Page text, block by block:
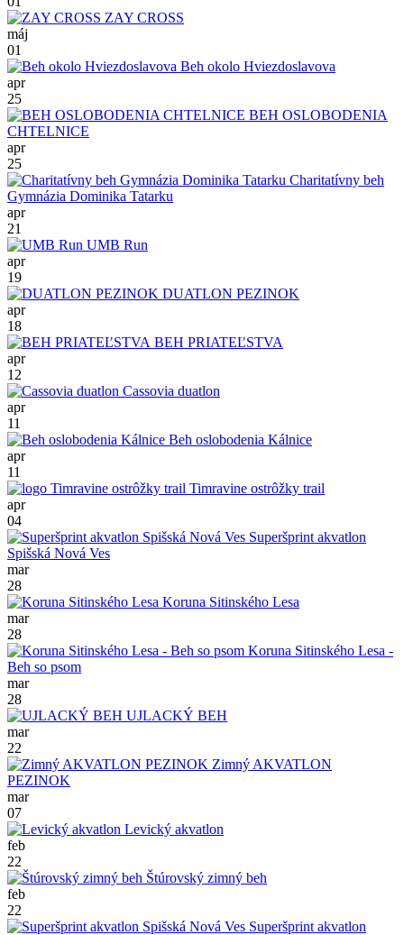
ZAY CROSS
máj
01
Beh okolo Hviezdoslavova
apr
25
BEH OSLOBODENIA
CHTELNICE
apr
25
Charitatívny beh
Gymnázia Dominika Tatarku
apr
21
UMB Run
apr
19
DUATLON PEZINOK
apr
18
BEH PRIATEĽSTVA
apr
12
Cassovia duatlon
apr
11
Beh oslobodenia Kálnice
apr
11
Timravine ostrôžky trail
apr
04
Superšprint akvatlon
Spišská Nová Ves
mar
28
Koruna Sitinského Lesa
mar
28
Koruna Sitinského Lesa -
Beh so psom
mar
28
UJLACKÝ BEH
mar
22
Zimný AKVATLON
PEZINOK
mar
07
Levický akvatlon
feb
22
Štúrovský zimný beh
feb
22
Superšprint akvatlon